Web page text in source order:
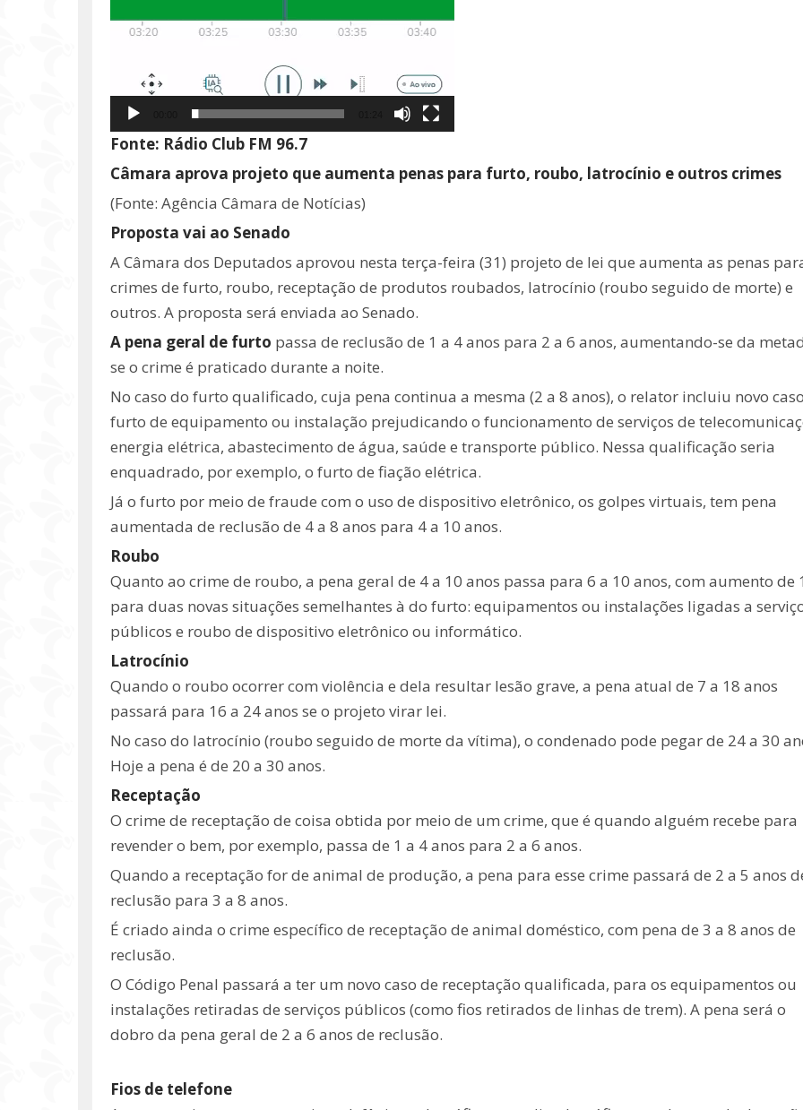
Fonte: Rádio Club FM 96.7
Câmara aprova projeto que aumenta penas para furto, roubo, latrocínio e outros crimes
(Fonte: Agência Câmara de Notícias)
Proposta vai ao Senado
A Câmara dos Deputados aprovou nesta terça-feira (31) projeto de lei que aumenta as penas
crimes de furto, roubo, receptação de produtos roubados, latrocínio (roubo seguido de morte) e
outros. A proposta será enviada ao Senado.
A pena geral de furto passa de reclusão de 1 a 4 anos para 2 a 6 anos, aumentando-se da
se o crime é praticado durante a noite.
No caso do furto qualificado, cuja pena continua a mesma (2 a 8 anos), o relator incluiu novo
furto de equipamento ou instalação prejudicando o funcionamento de serviços de
energia elétrica, abastecimento de água, saúde e transporte público. Nessa qualificação seria
enquadrado, por exemplo, o furto de fiação elétrica.
Já o furto por meio de fraude com o uso de dispositivo eletrônico, os golpes virtuais, tem pena
aumentada de reclusão de 4 a 8 anos para 4 a 10 anos.
Roubo
Quanto ao crime de roubo, a pena geral de 4 a 10 anos passa para 6 a 10 anos, com aumento de
para duas novas situações semelhantes à do furto: equipamentos ou instalações ligadas a
públicos e roubo de dispositivo eletrônico ou informático.
Latrocínio
Quando o roubo ocorrer com violência e dela resultar lesão grave, a pena atual de 7 a 18 anos
passará para 16 a 24 anos se o projeto virar lei.
No caso do latrocínio (roubo seguido de morte da vítima), o condenado pode pegar de 24 a 30
Hoje a pena é de 20 a 30 anos.
Receptação
O crime de receptação de coisa obtida por meio de um crime, que é quando alguém recebe para
revender o bem, por exemplo, passa de 1 a 4 anos para 2 a 6 anos.
Quando a receptação for de animal de produção, a pena para esse crime passará de 2 a 5 anos
reclusão para 3 a 8 anos.
É criado ainda o crime específico de receptação de animal doméstico, com pena de 3 a 8 anos de
reclusão.
O Código Penal passará a ter um novo caso de receptação qualificada, para os equipamentos ou
instalações retiradas de serviços públicos (como fios retirados de linhas de trem). A pena será o
dobro da pena geral de 2 a 6 anos de reclusão.
Fios de telefone